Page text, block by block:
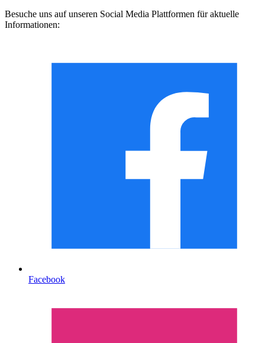
Besuche uns auf unseren Social Media Plattformen für aktuelle
Informationen:
Facebook